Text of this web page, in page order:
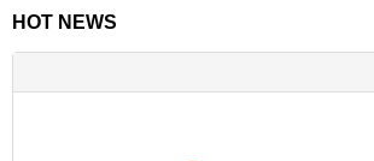
HOT NEWS